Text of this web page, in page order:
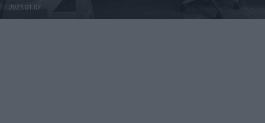
2023.01.07